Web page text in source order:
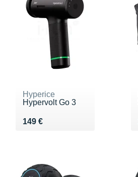
Hyperice
Hypervolt Go 3
149 €
Vendu 149 €